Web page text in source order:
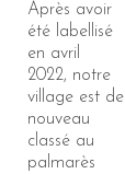
Après avoir
été labellisé
en avril
2022, notre
village est de
nouveau
classé au
palmarès